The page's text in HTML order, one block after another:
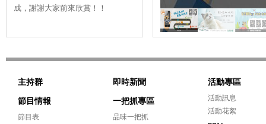
成，謝謝大家前來欣賞！！
圓滿落幕，感謝老天爺停了陣子
雨，更要......
主持群
節目情報
節目表
即時新聞
一把抓專區
品味一把抓
活動專區
活動訊息
活動花絮